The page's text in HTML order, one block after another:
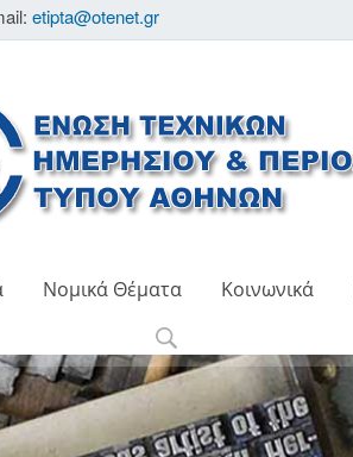
etipta@otenet.gr
Νομικά Θέματα Κοινωνικά